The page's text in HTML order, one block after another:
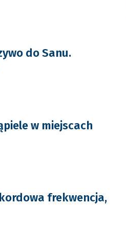
do Sanu.
w miejscach
frekwencja,